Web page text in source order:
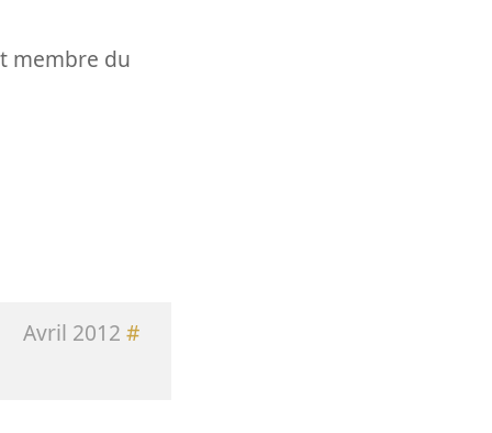
membre du
Avril 2012 #